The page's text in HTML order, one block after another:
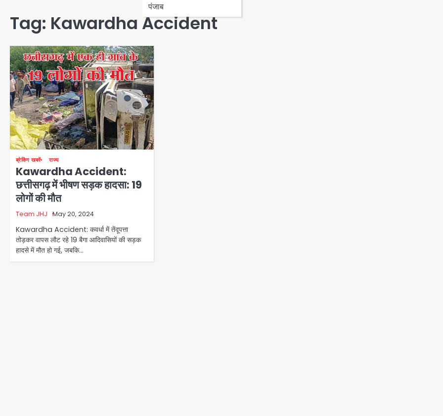
पंजाब
Tag: Kawardha Accident
ब्रेकिंग खबरें राज्य
Kawardha Accident:
छत्तीसगढ़ में भीषण सड़क हादसा: 19
लोगों की मौत
Team JHJ May 20, 2024
Kawardha Accident: कवर्धा में तेंदूपत्ता
तोड़कर वापस लौट रहे 19 बैगा आदिवासियों की सड़क
हादसे में मौत हो गई, जबकि…